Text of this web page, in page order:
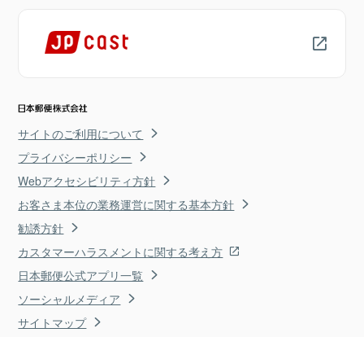
サイトのご利用について
プライバシーポリシー
Webアクセシビリティ方針
お客さま本位の業務運営に関する基本方針
勧誘方針
カスタマーハラスメントに関する考え方
日本郵便公式アプリ一覧
ソーシャルメディア
サイトマップ